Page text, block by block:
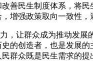
改善民生制度体系，将
增强政策取向一致性，
，让群众成为推动发展
史的创造者，也是发展
民群众既是民生需求的提